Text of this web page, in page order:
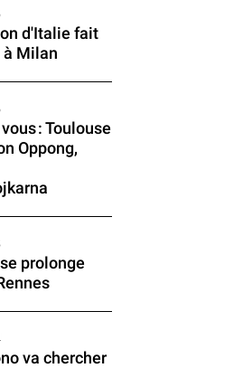
d'Italie fait
à Milan
: Toulouse
Oppong,
prolonge
va chercher